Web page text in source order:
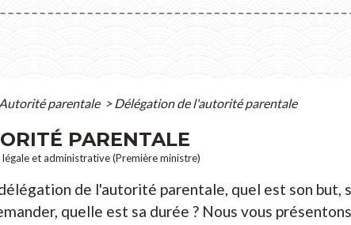
Autorité parentale > Délégation de l'autorité parentale
PARENTALE
et administrative (Première ministre)
de l'autorité parentale, quel est son
quelle est sa durée ? Nous vous